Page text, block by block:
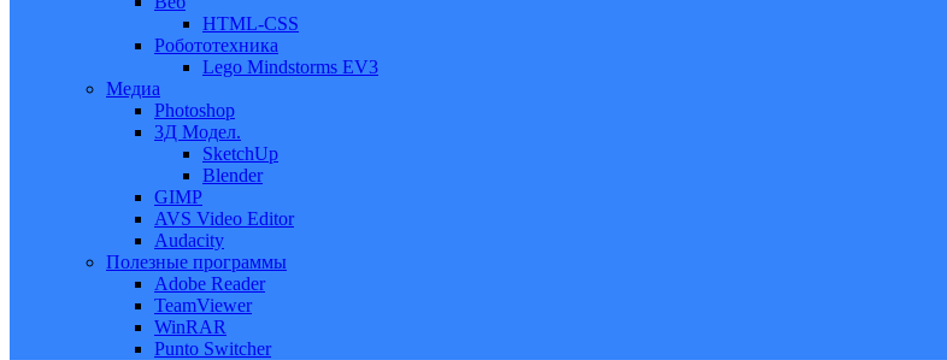
HTML-CSS
Робототехника
Lego Mindstorms EV3
Медиа
Photoshop
3Д Модел.
SketchUp
Blender
GIMP
AVS Video Editor
Audacity
Полезные программы
Adobe Reader
TeamViewer
WinRAR
Punto Switcher